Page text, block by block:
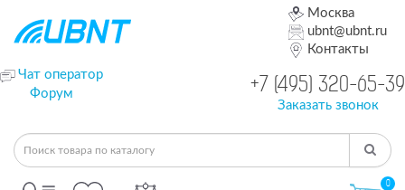
Москва
ubnt@ubnt.ru
Контакты
Чат оператор
Форум
+7 (495) 320-65-39
Заказать звонок
0